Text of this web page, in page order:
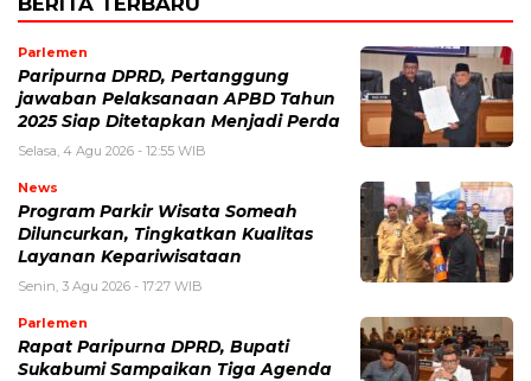
Parlemen
Paripurna DPRD, Pertanggung
jawaban Pelaksanaan APBD Tahun
2025 Siap Ditetapkan Menjadi Perda
Selasa, 4 Agu 2026 - 12:55 WIB
News
Program Parkir Wisata Someah
Diluncurkan, Tingkatkan Kualitas
Layanan Kepariwisataan
Senin, 3 Agu 2026 - 17:27 WIB
Parlemen
Rapat Paripurna DPRD, Bupati
Sukabumi Sampaikan Tiga Agenda